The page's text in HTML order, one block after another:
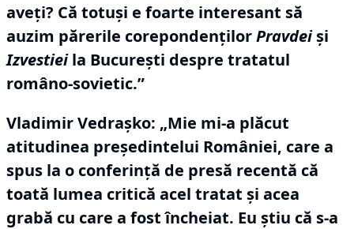
aveţi? Că totuşi e foarte interesant să
auzim părerile corepondenţilorPravdeişi
Izvestieila Bucureşti despre tratatul
româno-sovietic.”
Vladimir Vedraşko: „Mie mi-a plăcut
atitudinea preşedintelui României, care a
spus la o conferinţă de presă recentă că
toată lumea critică acel tratat şi acea
grabă cu care a fost încheiat. Eu ştiu că s-a